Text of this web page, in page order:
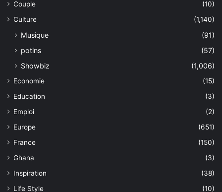
Couple
(10)
Culture
(1,140)
Musique
(91)
potins
(57)
Showbiz
(1,006)
Economie
(15)
Education
(3)
Emploi
(2)
Europe
(651)
France
(150)
Ghana
(3)
Inspiration
(38)
Life Style
(10)